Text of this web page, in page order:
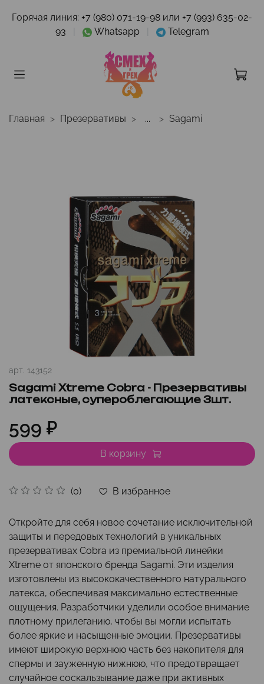
Горячая линия: +7 (980) 071-19-98 или +7 (993) 635-02-
93
Whatsapp Telegram
Главная Презервативы ... Sagami
арт. 143152
Sagami Xtreme Cobra - Презервативы
латексные, супероблегающие 3шт.
(0) В избранное
599 ₽
В корзину
Откройте для себя новое сочетание исключительной
защиты и передовых технологий в уникальных
презервативах Cobra из премиальной линейки
Xtreme от японского бренда Sagami. Эти изделия
изготовлены из высококачественного натурального
латекса, обеспечивая максимально естественные
ощущения. Разработчики уделили особое внимание
плотному прилеганию, чтобы вы могли испытать
более яркие и насыщенные эмоции. Презервативы
имеют широкую верхнюю часть без накопителя для
спермы и зауженную нижнюю, что предотвращает
случайное соскальзывание даже при активных